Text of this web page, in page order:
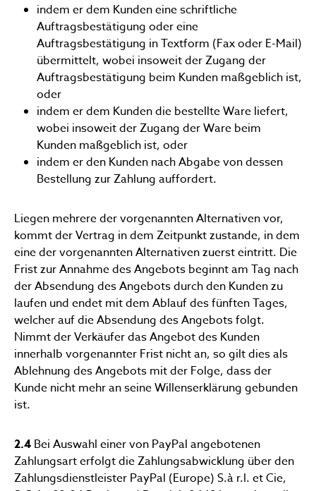
indem er dem Kunden eine schriftliche
Auftragsbestätigung oder eine
Auftragsbestätigung in Textform (Fax oder E-Mail)
übermittelt, wobei insoweit der Zugang der
Auftragsbestätigung beim Kunden maßgeblich ist,
oder
indem er dem Kunden die bestellte Ware liefert,
wobei insoweit der Zugang der Ware beim
Kunden maßgeblich ist, oder
indem er den Kunden nach Abgabe von dessen
Bestellung zur Zahlung auffordert.
Liegen mehrere der vorgenannten Alternativen vor,
kommt der Vertrag in dem Zeitpunkt zustande, in dem
eine der vorgenannten Alternativen zuerst eintritt. Die
Frist zur Annahme des Angebots beginnt am Tag nach
der Absendung des Angebots durch den Kunden zu
laufen und endet mit dem Ablauf des fünften Tages,
welcher auf die Absendung des Angebots folgt.
Nimmt der Verkäufer das Angebot des Kunden
innerhalb vorgenannter Frist nicht an, so gilt dies als
Ablehnung des Angebots mit der Folge, dass der
Kunde nicht mehr an seine Willenserklärung gebunden
ist.
2.4 Bei Auswahl einer von PayPal angebotenen
Zahlungsart erfolgt die Zahlungsabwicklung über den
Zahlungsdienstleister PayPal (Europe) S.à r.l. et Cie,